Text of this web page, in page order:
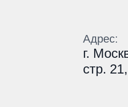
Адрес:
г.
стр.